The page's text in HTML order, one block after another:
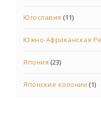
Югославия (11)
Южно-Африканская
Япония (23)
Японские колонии (1)